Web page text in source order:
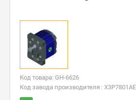
Код товара: GH-6626
Код завода производителя :